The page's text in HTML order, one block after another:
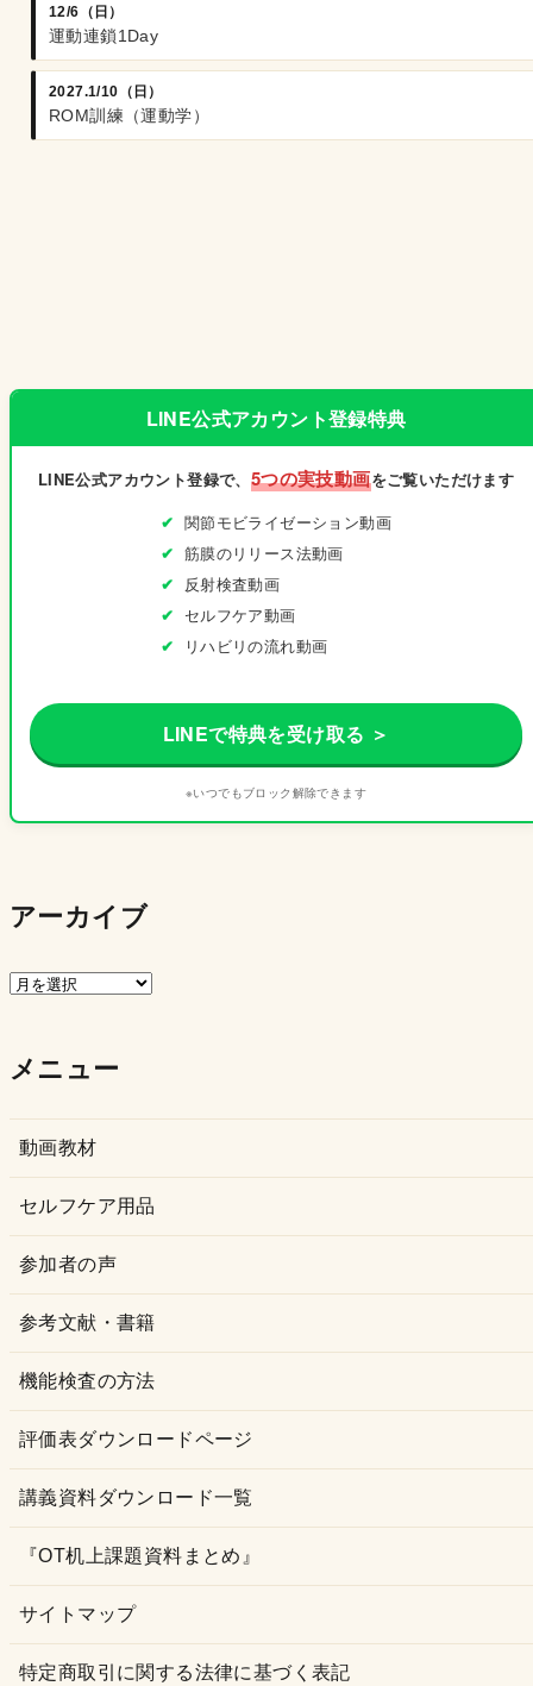
12/6（日）
運動連鎖1Day
2027.1/10（日）
ROM訓練（運動学）
LINE公式アカウント登録特典
LINE公式アカウント登録で、 5つの実技動画をご覧いただけます
関節モビライゼーション動画
筋膜のリリース法動画
反射検査動画
セルフケア動画
リハビリの流れ動画
LINEで特典を受け取る ＞
※いつでもブロック解除できます
アーカイブ
ア
イ
メニュー
動画教材
セルフケア用品
参加者の声
参考文献・書籍
機能検査の方法
評価表ダウンロードページ
講義資料ダウンロード一覧
『OT机上課題資料まとめ』
サイトマップ
特定商取引に関する法律に基づく表記